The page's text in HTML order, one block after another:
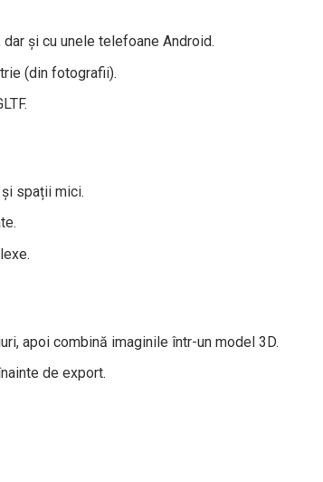
și cu unele telefoane Android.
(din fotografii).
spații mici.
apoi combină imaginile într-un model 3D.
de export.